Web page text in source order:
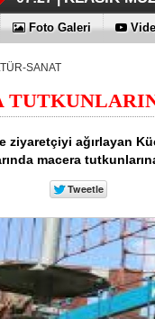
07:17 |
07:12 |ERKEN
06:33 |KAYIP
06:28 |EN İYİLER
06:23 |KOÇ GİBİ
06:17 |DÖRT
06:13 |
Foto Galeri
SANAT
ziyaretçiyi ağırlayan
macera